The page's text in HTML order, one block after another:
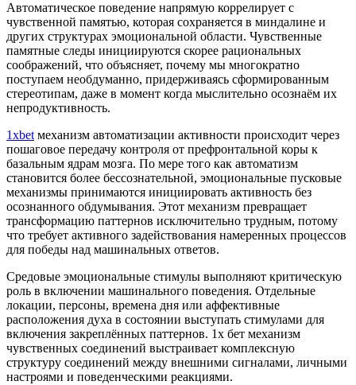
Автоматическое поведение напрямую коррелирует с
чувственной памятью, которая сохраняется в миндалине и
других структурах эмоциональной области. Чувственные
памятные следы инициируются скорее рациональных
соображений, что объясняет, почему мы многократно
поступаем необдуманно, придерживаясь сформированным
стереотипам, даже в момент когда мыслительно осознаём их
непродуктивность.
1xbetмеханизм автоматизации активности происходит через
пошаговое передачу контроля от префронтальной коры к
базальным ядрам мозга. По мере того как автоматизм
становится более бессознательной, эмоциональные пусковые
механизмы принимаются инициировать активность без
осознанного обдумывания. Этот механизм превращает
трансформацию паттернов исключительно трудным, потому
что требует активного задействования намеренных процессов
для победы над машинальных ответов.
Средовые эмоциональные стимулы выполняют критическую
роль в включении машинального поведения. Отдельные
локации, персоны, времена дня или аффективные
расположения духа в состоянии выступать стимулами для
включения закреплённых паттернов. 1х бет механизм
чувственных соединений выстраивает комплексную
структуру соединений между внешними сигналами, личными
настроями и поведенческими реакциями.